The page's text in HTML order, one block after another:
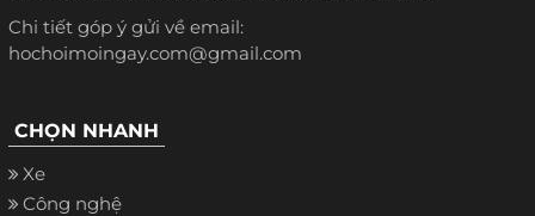
Chi tiết góp ý gửi về email:
hochoimoingay.com@gmail.com
CHỌN NHANH
Xe
Công nghệ